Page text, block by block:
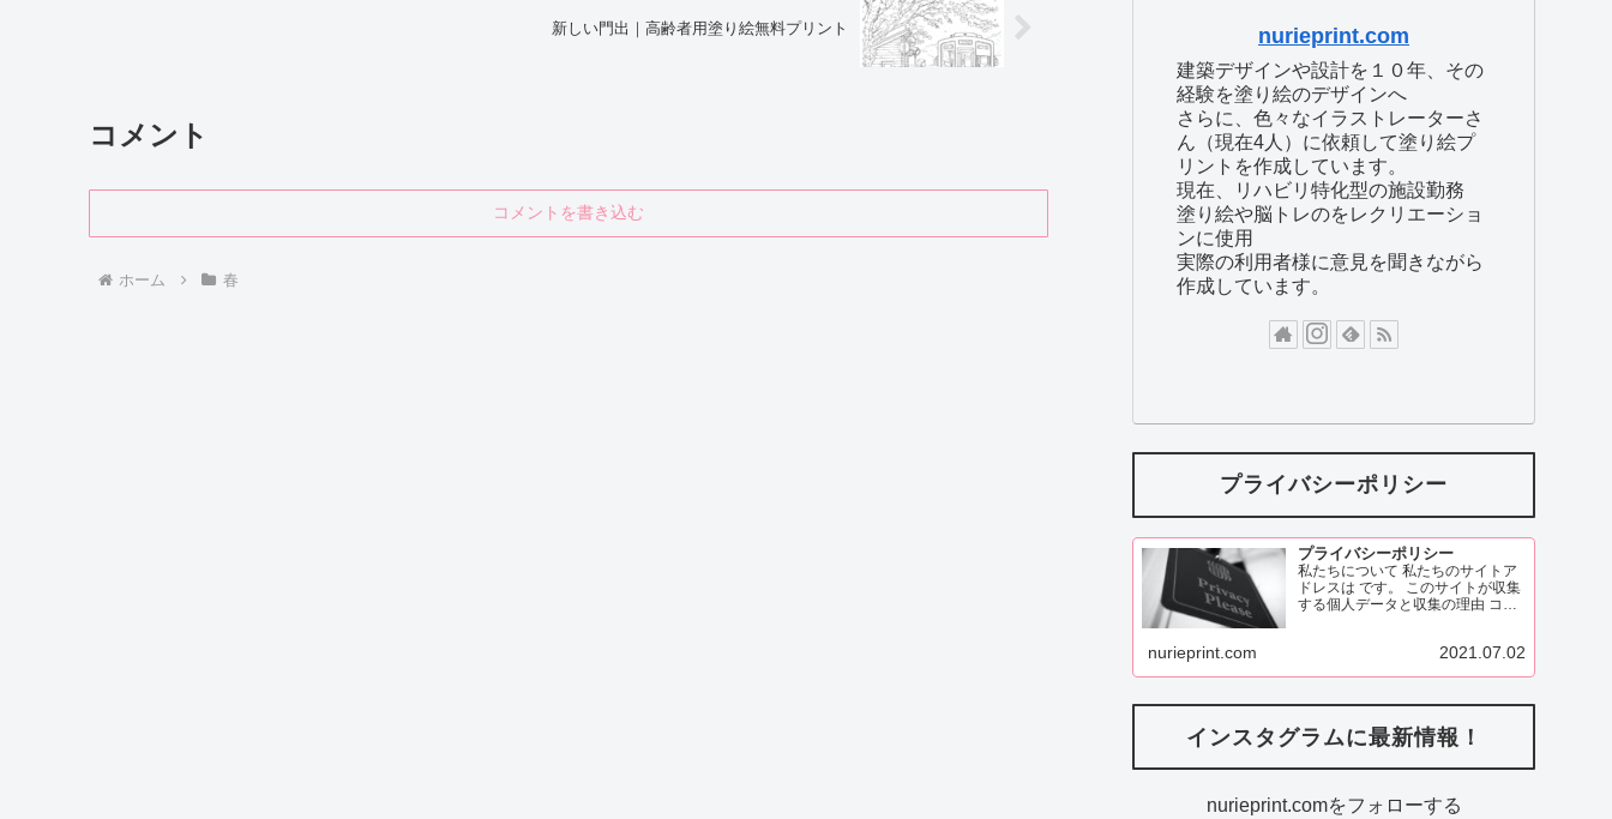
新しい門出｜高齢者用塗り絵無料プリント
コメント
コメントを書き込む
ホーム 春
nurieprint.com
建築デザインや設計を１０年、その
経験を塗り絵のデザインへ
さらに、色々なイラストレーターさ
ん（現在4人）に依頼して塗り絵プ
リントを作成しています。
現在、リハビリ特化型の施設勤務
塗り絵や脳トレのをレクリエーショ
ンに使用
実際の利用者様に意見を聞きながら
作成しています。
プライバシーポリシー
プライバシーポリシー
私たちについて 私たちのサイトア
ドレスは です。 このサイトが収集
する個人データと収集の理由 コメ
表示されているデータ、
nurieprint.com 2021.07.02
インスタグラムに最新情報！
nurieprint.comをフォローする